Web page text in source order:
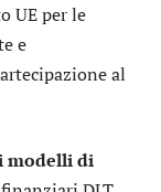
UE per le
e
al
modelli di